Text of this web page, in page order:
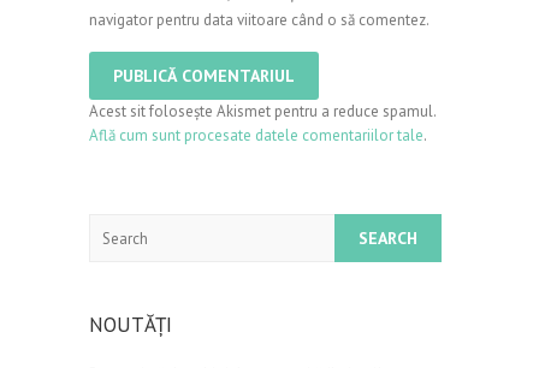
navigator pentru data viitoare când o să comentez.
Acest sit folosește Akismet pentru a reduce spamul.
Află cum sunt procesate datele comentariilor tale.
NOUTĂȚI